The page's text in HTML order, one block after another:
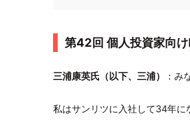
第42回 個人投資家向
三浦康英氏（以下、三浦） ：み
私はサンリツに入社して34年に